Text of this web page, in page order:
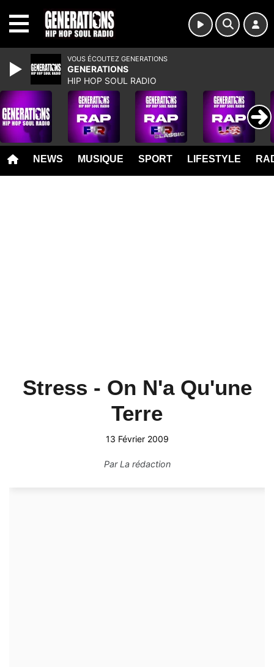
NEWS MUSIQUE SPORT LIFESTYLE
Stress - On N'a Qu'une
Terre
13 Février 2009
ParLa rédaction
VOUS ÉCOUTEZ GENERATIONS
GENERATIONS
HIP HOP SOUL RADIO